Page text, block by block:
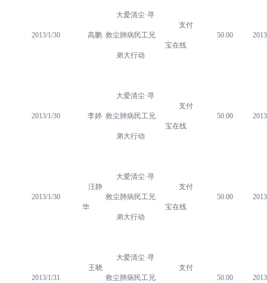
2013/1/30 高鹏
大爱清尘·寻
救尘肺病民工兄
弟大行动
支付
宝在线
50.00
2013/1/30 李婷
大爱清尘·寻
救尘肺病民工兄
弟大行动
支付
宝在线
50.00
2013/1/30
汪静
华
大爱清尘·寻
救尘肺病民工兄
弟大行动
支付
宝在线
50.00
2013/1/31
王晓
大爱清尘·寻
救尘肺病民工兄
支付
50.00